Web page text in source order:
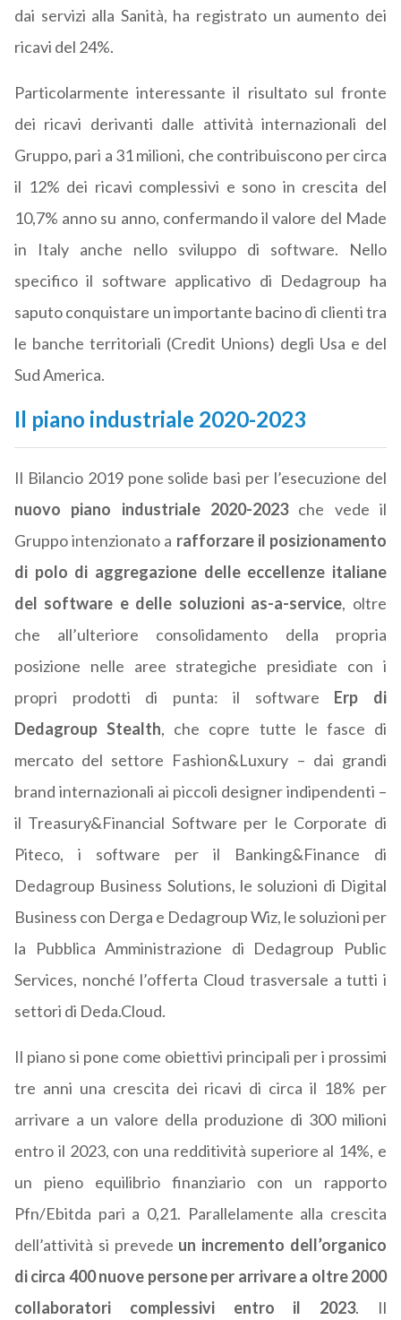
dai servizi alla Sanità, ha registrato un aumento dei
ricavi del 24%.
Particolarmente interessante il risultato sul fronte
dei ricavi derivanti dalle attività internazionali del
Gruppo, pari a 31 milioni, che contribuiscono per circa
il 12% dei ricavi complessivi e sono in crescita del
10,7% anno su anno, confermando il valore del Made
in Italy anche nello sviluppo di software. Nello
specifico il software applicativo di Dedagroup ha
saputo conquistare un importante bacino di clienti tra
le banche territoriali (Credit Unions) degli Usa e del
Sud America.
Il piano industriale 2020-2023
Il Bilancio 2019 pone solide basi per l’esecuzione del
nuovo piano industriale 2020-2023che vede il
Gruppo intenzionato a rafforzare il posizionamento
di polo di aggregazione delle eccellenze italiane
del software e delle soluzioni as-a-service, oltre
che all’ulteriore consolidamento della propria
posizione nelle aree strategiche presidiate con i
propri prodotti di punta: il software Erp di
Dedagroup Stealth, che copre tutte le fasce di
mercato del settore Fashion&Luxury – dai grandi
brand internazionali ai piccoli designer indipendenti –
il Treasury&Financial Software per le Corporate di
Piteco, i software per il Banking&Finance di
Dedagroup Business Solutions, le soluzioni di Digital
Business con Derga e Dedagroup Wiz, le soluzioni per
la Pubblica Amministrazione di Dedagroup Public
Services, nonché l’offerta Cloud trasversale a tutti i
settori di Deda.Cloud.
Il piano si pone come obiettivi principali per i prossimi
tre anni una crescita dei ricavi di circa il 18% per
arrivare a un valore della produzione di 300 milioni
entro il 2023, con una redditività superiore al 14%, e
un pieno equilibrio finanziario con un rapporto
Pfn/Ebitda pari a 0,21. Parallelamente alla crescita
dell’attività si prevede un incremento dell’organico
di circa 400 nuove persone per arrivare a oltre 2000
collaboratori complessivi entro il 2023. Il